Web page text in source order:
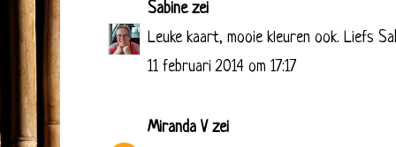
Sabinezei
Leuke kaart, mooie kleuren ook. Liefs
11 februari 2014 om 17:17
Miranda V zei